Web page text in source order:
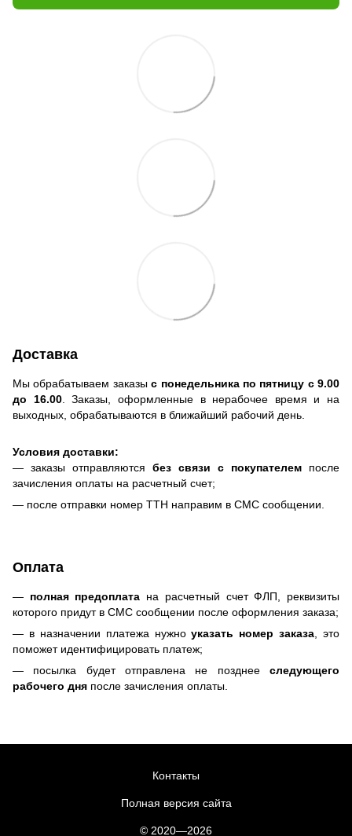
Доставка
Мы обрабатываем заказыс понедельника по пятницу с 9.00
до 16.00. Заказы, оформленные в нерабочее время и на
выходных, обрабатываются в ближайший рабочий день.
Условия доставки:
— заказы отправляются без связи с покупателем после
зачисления оплаты на расчетный счет;
— после отправки номер ТТН направим в СМС сообщении.
Оплата
— полная предоплата на расчетный счет ФЛП, реквизиты
которого придут в СМС сообщении после оформления заказа;
— в назначении платежа нужноуказать номер заказа, это
поможет идентифицировать платеж;
— посылка будет отправлена не позднее следующего
рабочего дня после зачисления оплаты.
Контакты
Полная версия сайта
© 2020—2026